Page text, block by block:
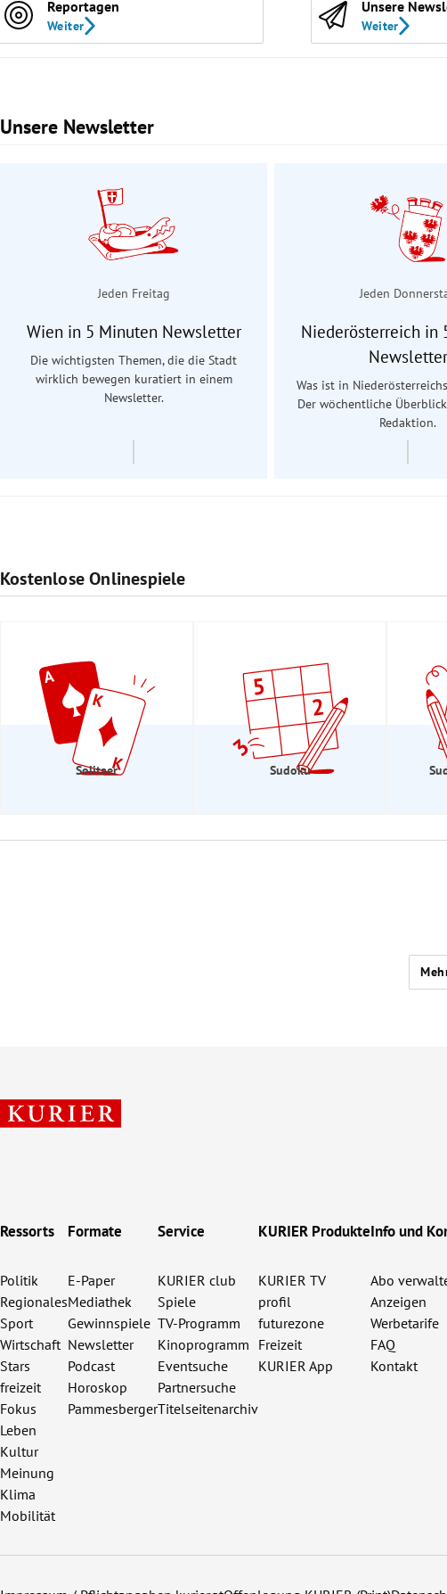
Reportagen
Weiter
Unsere
Weiter
Unsere Newsletter
Slide 1 von 3
Jeden Freitag
Wien in 5 Minuten Newsletter
Die wichtigsten Themen, die die Stadt
wirklich bewegen kuratiert in einem
Newsletter.
Jeden
Niederösterreich in
Newsletter
Was ist in
Der wöchentliche
Redaktion.
Kostenlose Onlinespiele
Solitaer Sudoku
Ressorts
Politik
Regionales
Sport
Wirtschaft
Stars
freizeit
Fokus
Leben
Kultur
Meinung
Klima
Mobilität
Formate
E-Paper
Mediathek
Gewinnspiele
Newsletter
Podcast
Horoskop
Pammesberger
Service
KURIER club
Spiele
TV-Programm
Kinoprogramm
Eventsuche
Partnersuche
Titelseitenarchiv
KURIER Produkte
KURIER TV
profil
futurezone
Freizeit
KURIER App
Info und
Abo
Anzeigen
Werbetarife
FAQ
Kontakt